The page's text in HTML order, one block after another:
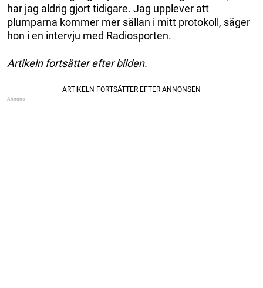
har jag aldrig gjort tidigare. Jag upplever att
plumparna kommer mer sällan i mitt protokoll, säger
hon i en intervju med Radiosporten.
Artikeln fortsätter efter bilden.